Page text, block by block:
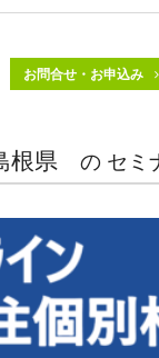
お問合せ・お申込み
根県 の セミ